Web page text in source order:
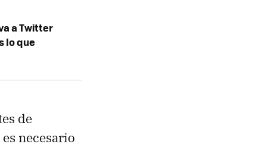
a Twitter
lo que
de
necesario